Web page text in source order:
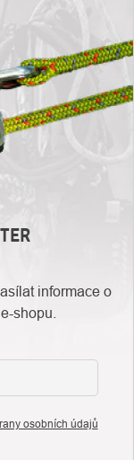
informace o
shopu.
osobních údajů